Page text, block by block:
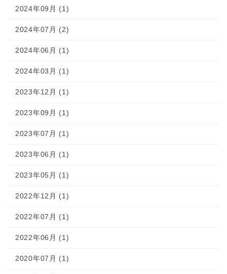
2024年09月 (1)
2024年07月 (2)
2024年06月 (1)
2024年03月 (1)
2023年12月 (1)
2023年09月 (1)
2023年07月 (1)
2023年06月 (1)
2023年05月 (1)
2022年12月 (1)
2022年07月 (1)
2022年06月 (1)
2020年07月 (1)